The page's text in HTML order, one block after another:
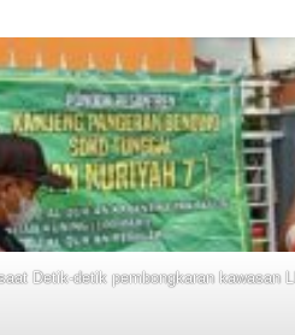
Detik-detik pembongkaran kawasan LI